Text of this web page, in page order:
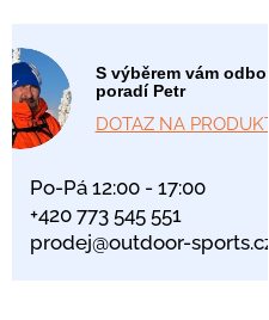
S výběrem vám
poradí Petr
DOTAZ NA PRODUKT
Po-Pá 12:00 - 17:00
+420 773 545 551
prodej@outdoor-sports.cz